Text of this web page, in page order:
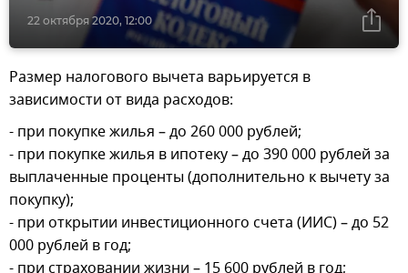
22 октября 2020, 12:00
Размер налогового вычета варьируется в
зависимости от вида расходов:
- при покупке жилья – до 260 000 рублей;
- при покупке жилья в ипотеку – до 390 000 рублей за
выплаченные проценты (дополнительно к вычету за
покупку);
- при открытии инвестиционного счета (ИИС) – до 52
000 рублей в год;
- при страховании жизни – 15 600 рублей в год;